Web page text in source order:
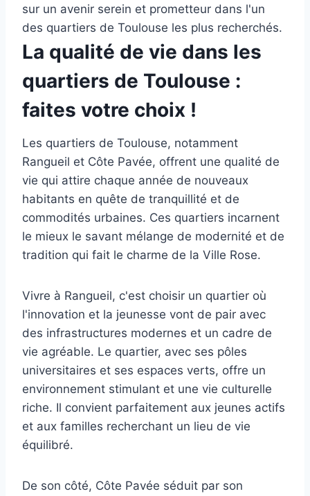
sur un avenir serein et prometteur dans l'un
des quartiers de Toulouse les plus recherchés.
La qualité de vie dans les
quartiers de Toulouse :
faites votre choix !
Les quartiers de Toulouse, notamment
Rangueil et Côte Pavée, offrent une qualité de
vie qui attire chaque année de nouveaux
habitants en quête de tranquillité et de
commodités urbaines. Ces quartiers incarnent
le mieux le savant mélange de modernité et de
tradition qui fait le charme de la Ville Rose.
Vivre à Rangueil, c'est choisir un quartier où
l'innovation et la jeunesse vont de pair avec
des infrastructures modernes et un cadre de
vie agréable. Le quartier, avec ses pôles
universitaires et ses espaces verts, offre un
environnement stimulant et une vie culturelle
riche. Il convient parfaitement aux jeunes actifs
et aux familles recherchant un lieu de vie
équilibré.
De son côté, Côte Pavée séduit par son